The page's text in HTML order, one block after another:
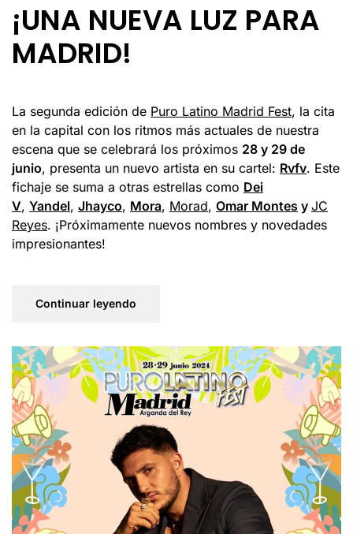
¡UNA NUEVA LUZ PARA
MADRID!
La segunda edición de Puro Latino Madrid Fest, la cita
en la capital con los ritmos más actuales de nuestra
escena que se celebrará los próximos 28 y 29 de
junio, presenta un nuevo artista en su cartel: Rvfv. Este
fichaje se suma a otras estrellas como Dei
V, Yandel, Jhayco, Mora, Morad, Omar Montes y JC
Reyes. ¡Próximamente nuevos nombres y novedades
impresionantes!
Continuar leyendo